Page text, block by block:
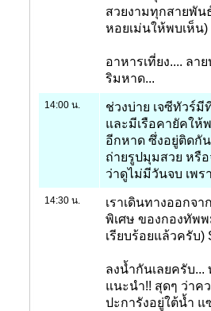
สวยงามทุกสายพัน
หอยเม่นให้พบเห็น
อาหารเที่ยง.... ลา
ริมหาด...
14:00 น.
ช่วงบ่าย เจซีทัวร์
และมีเรือคายัคให้
อีกหาด ซึ่งอยู่ติดกั
ถ่ายรูปมุมสวย หรื
ว่าดูไม่มีวันจบ เพร
14:30 น.
เราเดินทางออกจ
พิเศษ ของกองทัพ
เรียบร้อยแล้วครับ)
ลงน้ำกันเลยครับ...
แนะนำ!! สุดๆ ว่าค
ปะการังอยู่ใต้น้ำ